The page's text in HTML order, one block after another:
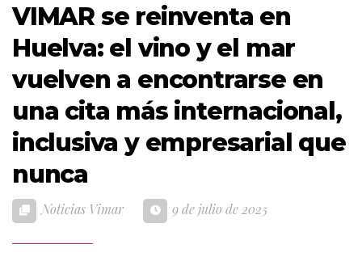
VIMAR se reinventa en
Huelva: el vino y el mar
vuelven a encontrarse en
una cita más internacional,
inclusiva y empresarial que
nunca
Noticias Vimar 9 de julio de 2025